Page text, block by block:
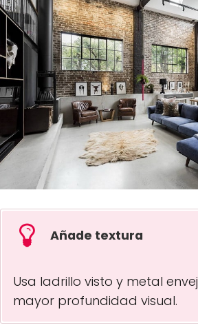
Añade textura
Usa ladrillo visto y metal
mayor profundidad visual.